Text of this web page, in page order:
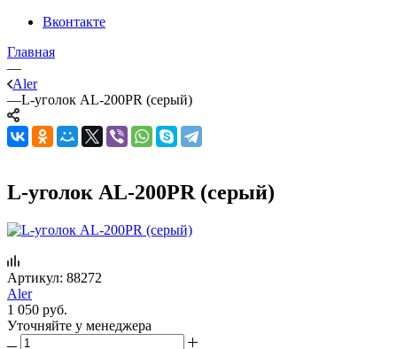
Вконтакте
Главная
—
Aler
—L-уголок AL-200PR (серый)
L-уголок AL-200PR (серый)
Артикул: 88272
Aler
1 050 руб.
Уточняйте у менеджера